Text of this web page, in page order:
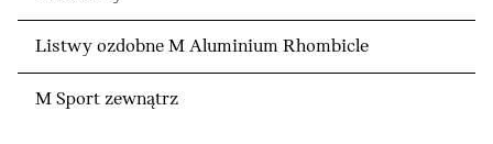
Listwy ozdobne M Aluminium Rhombicle
M Sport zewnątrz